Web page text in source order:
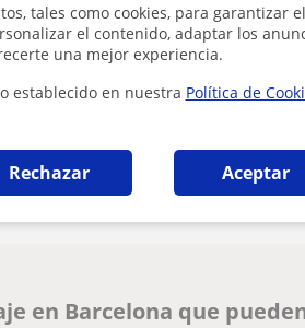
tales como cookies, para garantizar el
el contenido, adaptar los
una mejor experiencia.
establecido en nuestra Política de
Rechazar Aceptar
en este perfil? Cuéntanos
en Barcelona que